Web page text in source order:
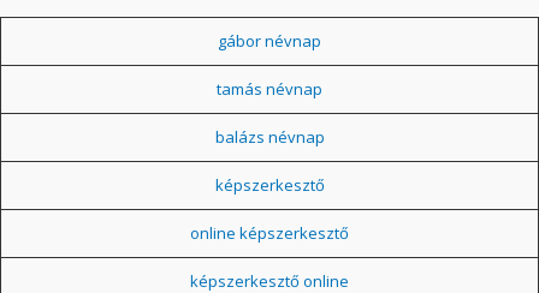
gábor névnap
tamás névnap
balázs névnap
képszerkesztő
online képszerkesztő
képszerkesztő online